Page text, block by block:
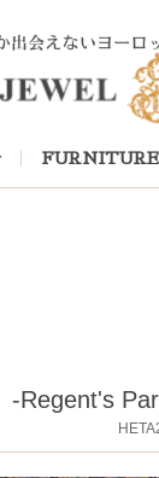
FURNITURE
-Regent's